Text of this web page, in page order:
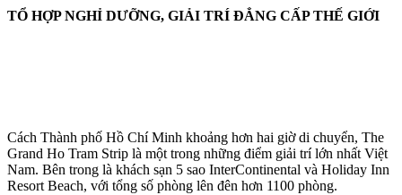
TỔ HỢP NGHỈ DƯỠNG, GIẢI TRÍ ĐẲNG CẤP THẾ GIỚI
Cách Thành phố Hồ Chí Minh khoảng hơn hai giờ di chuyển, The
Grand Ho Tram Strip là một trong những điểm giải trí lớn nhất Việt
Nam. Bên trong là khách sạn 5 sao InterContinental và Holiday Inn
Resort Beach, với tổng số phòng lên đên hơn 1100 phòng.